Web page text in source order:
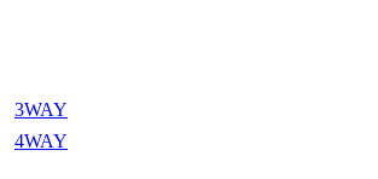
3WAY
4WAY